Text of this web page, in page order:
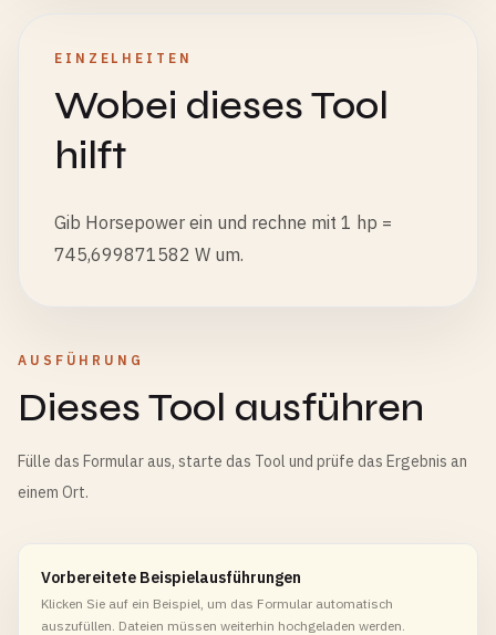
EINZELHEITEN
Wobei dieses Tool
hilft
Gib Horsepower ein und rechne mit 1 hp =
745,699871582 W um.
AUSFÜHRUNG
Dieses Tool ausführen
Fülle das Formular aus, starte das Tool und prüfe das Ergebnis an
einem Ort.
Vorbereitete Beispielausführungen
Klicken Sie auf ein Beispiel, um das Formular automatisch
auszufüllen. Dateien müssen weiterhin hochgeladen werden.